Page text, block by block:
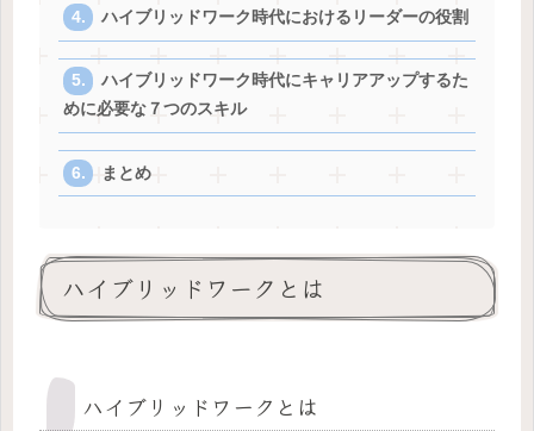
ハイブリッドワーク時代におけるリーダーの役割
ハイブリッドワーク時代にキャリアアップするた
めに必要な７つのスキル
まとめ
ハイブリッドワークとは
ハイブリッドワークとは